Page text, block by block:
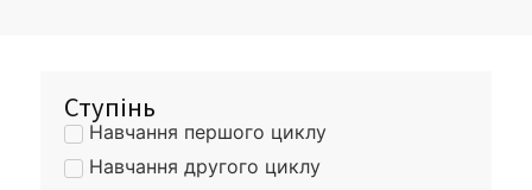
Ступінь
Навчання першого циклу
Навчання другого циклу